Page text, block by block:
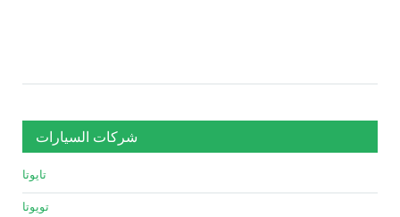
شركات السيارات
تايوتا
تويوتا